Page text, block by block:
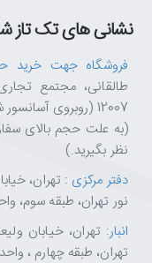
نشانی های تک
فروشگاه جهت خرید
طالقانی، مجتمع
12007 (روبروی آسانسور شیشه ای)
نظر بگیرید.)
دفتر مرکزی : تهران،
نور تهران، طبقه سوم، واحد
انبار: تهران، خیابان
تهران، طبقه چهارم ، واحد 12037